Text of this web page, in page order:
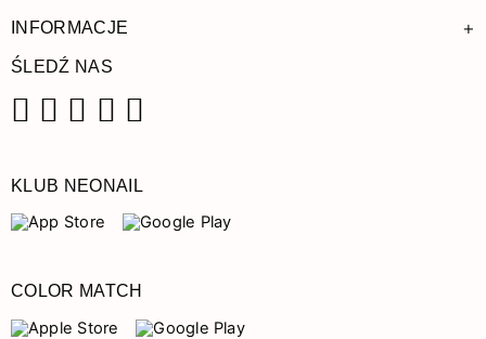
INFORMACJE +
ŚLEDŹ NAS
KLUB NEONAIL
COLOR MATCH